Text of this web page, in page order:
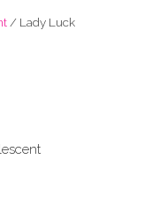
/ Lady Luck